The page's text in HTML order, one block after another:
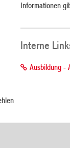
Informationen
Interne
Ausbildung -